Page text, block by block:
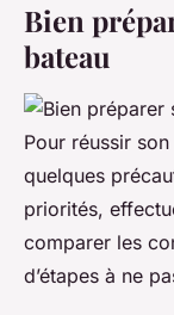
Bien
bateau
Pour réussir
quelques
priorités,
comparer les
d’étapes à ne